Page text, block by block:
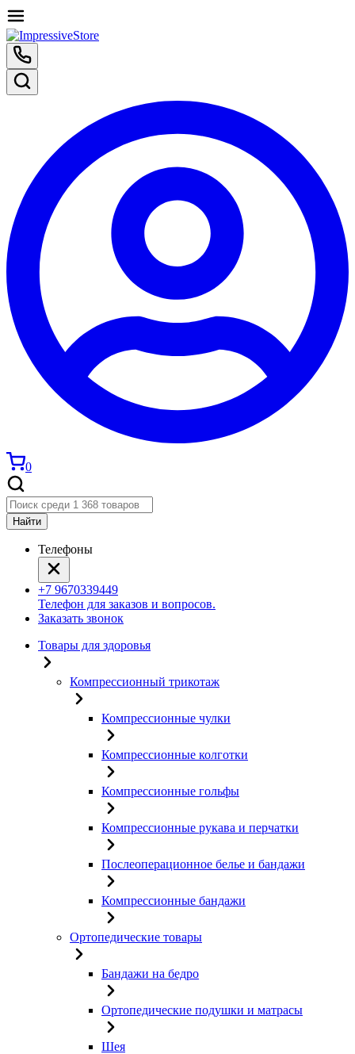
0
Найти
Телефоны
+7 9670339449
Телефон для заказов и вопросов.
Заказать звонок
Товары для здоровья
Компрессионный трикотаж
Компрессионные чулки
Компрессионные колготки
Компрессионные гольфы
Компрессионные рукава и перчатки
Послеоперационное белье и бандажи
Компрессионные бандажи
Ортопедические товары
Бандажи на бедро
Ортопедические подушки и матрасы
Шея